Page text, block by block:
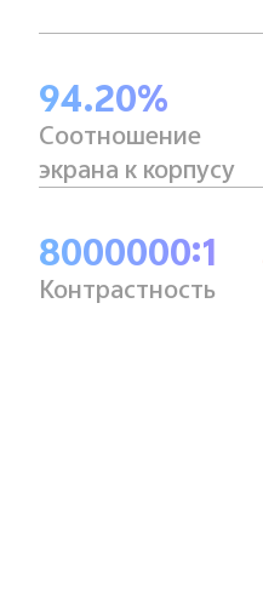
94.20%
Соотношение
экрана к корпусу
8000000:1
Контрастность